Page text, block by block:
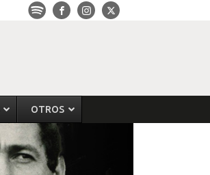
OTROS